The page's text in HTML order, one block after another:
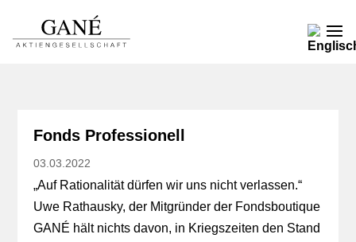
Fonds Professionell
03.03.2022
„Auf Rationalität dürfen wir uns nicht verlassen.“
Uwe Rathausky, der Mitgründer der Fondsboutique
GANÉ hält nichts davon, in Kriegszeiten den Stand